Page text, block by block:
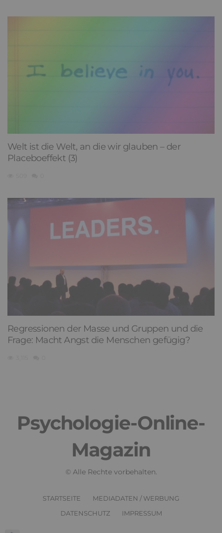
Welt ist die Welt, an die wir glauben – der
Placeboeffekt (3)
Regressionen der Masse und Gruppen und die
Frage: Macht Angst die Menschen gefügig?
Psychologie-Online-
Magazin
© Alle Rechte vorbehalten.
STARTSEITE
MEDIADATEN / WERBUNG
DATENSCHUTZ
IMPRESSUM